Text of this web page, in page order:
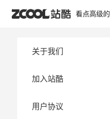
看点高级的
关于我们
加入站酷
用户协议